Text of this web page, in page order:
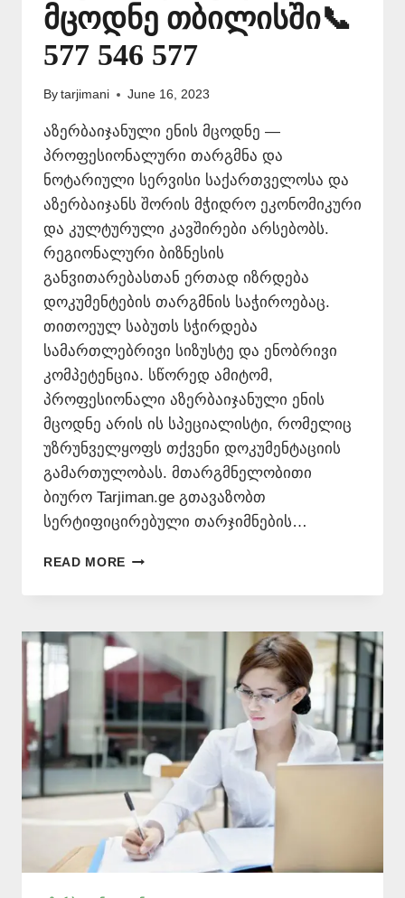
მცოდნე თბილისში📞
577 546 577
By tarjimani June 16, 2023
აზერბაიჯანული ენის მცოდნე —
პროფესიონალური თარგმნა და
ნოტარიული სერვისი საქართველოსა და
აზერბაიჯანს შორის მჭიდრო ეკონომიკური
და კულტურული კავშირები არსებობს.
რეგიონალური ბიზნესის
განვითარებასთან ერთად იზრდება
დოკუმენტების თარგმნის საჭიროებაც.
თითოეულ საბუთს სჭირდება
სამართლებრივი სიზუსტე და ენობრივი
კომპეტენცია. სწორედ ამიტომ,
პროფესიონალი აზერბაიჯანული ენის
მცოდნე არის ის სპეციალისტი, რომელიც
უზრუნველყოფს თქვენი დოკუმენტაციის
გამართულობას. მთარგმნელობითი
ბიურო Tarjiman.ge გთავაზობთ
სერტიფიცირებული თარჯიმნების…
READ MORE ᲐᲖᲔᲠᲑᲐᲘᲯᲐᲜᲣᲚᲘ
ᲛᲪᲝᲓᲜᲔ
📞
577
546